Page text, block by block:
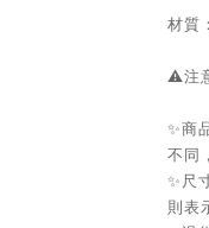
材質
⚠️注
✨商
不同
✨尺
則表